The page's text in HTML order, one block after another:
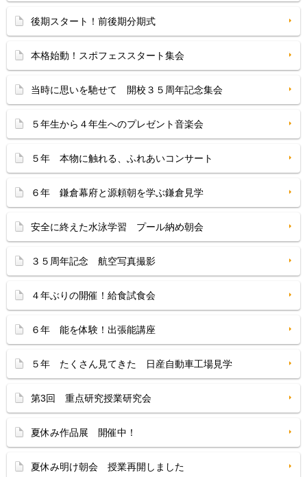
後期スタート！前後期分期式
本格始動！スポフェススタート集会
当時に思いを馳せて 開校３５周年記念集会
５年生から４年生へのプレゼント音楽会
５年 本物に触れる、ふれあいコンサート
６年 鎌倉幕府と源頼朝を学ぶ鎌倉見学
安全に終えた水泳学習 プール納め朝会
３５周年記念 航空写真撮影
４年ぶりの開催！給食試食会
６年 能を体験！出張能講座
５年 たくさん見てきた 日産自動車工場見学
第3回 重点研究授業研究会
夏休み作品展 開催中！
夏休み明け朝会 授業再開しました